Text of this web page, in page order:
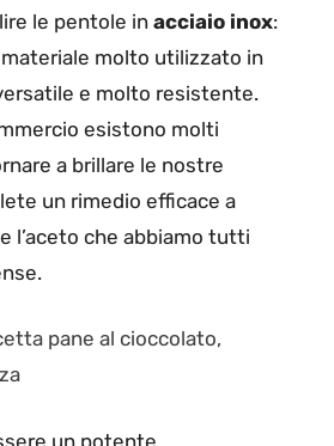
le pentole in acciaio inox:
materiale molto utilizzato in
e molto resistente.
esistono molti
a brillare le nostre
un rimedio efficace a
l’aceto che abbiamo tutti
pane al cioccolato,
un potente